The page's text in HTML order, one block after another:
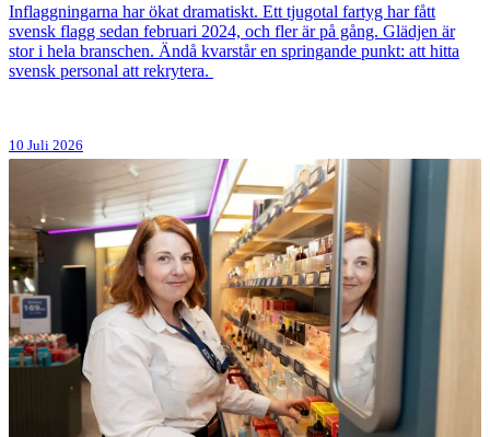
Inflaggningarna har ökat dramatiskt. Ett tjugotal fartyg har fått
svensk flagg sedan februari 2024, och fler är på gång. Glädjen är
stor i hela branschen. Ändå kvarstår en springande punkt: att hitta
svensk personal att rekrytera.
10 Juli 2026